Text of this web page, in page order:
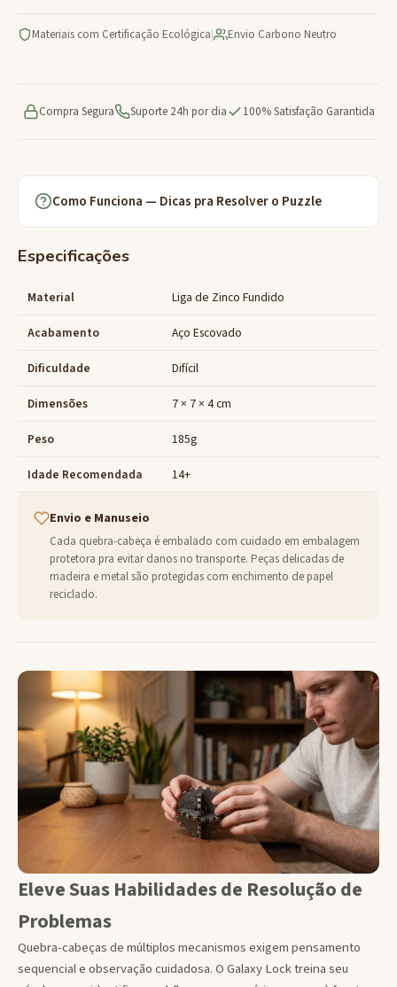
Materiais com Certificação Ecológica| Envio Carbono Neutro
Compra Segura Suporte 24h por dia 100% Satisfação Garantida
Como Funciona — Dicas pra Resolver o Puzzle
Especificações
Material Liga de Zinco Fundido
Acabamento Aço Escovado
Dificuldade Difícil
Dimensões 7 × 7 × 4 cm
Peso 185g
Idade Recomendada 14+
Envio e Manuseio
Cada quebra-cabeça é embalado com cuidado em embalagem
protetora pra evitar danos no transporte. Peças delicadas de
madeira e metal são protegidas com enchimento de papel
reciclado.
Eleve Suas Habilidades de Resolução de
Problemas
Quebra-cabeças de múltiplos mecanismos exigem pensamento
sequencial e observação cuidadosa. O Galaxy Lock treina seu